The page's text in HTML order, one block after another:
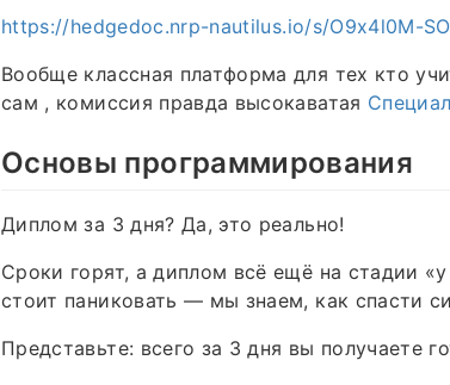
https://hedgedoc.nrp-nautilus.io/s/O9x4l0M-SO
Вообще классная платформа для тех кто
сам , комиссия правда высокаватая
Основы программирования
Диплом за 3 дня? Да, это реально!
Сроки горят, а диплом всё ещё на стадии
стоит паниковать — мы знаем, как спасти
Представьте: всего за 3 дня вы получаете